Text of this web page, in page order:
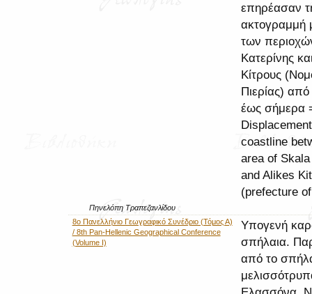
επηρέασαν
ακτογραμμή
των
Κατερίνης
Κίτρους
Πιερίας)
έως σήμερα
coastline
area of
and Alikes
(prefecture
Πηνελόπη Τραπεζανλίδου
8ο Πανελλήνιο Γεωγραφικό Συνέδριο (Τόμος Α)
/ 8th Pan-Hellenic Geographical Conference
(Volume I)
Υπογενή
σπήλαια.
από το